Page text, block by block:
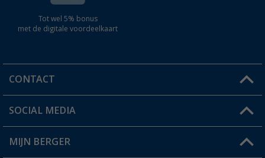
Tot wel 5% bonus
met de digitale voordeelkaart
CONTACT
Een vraag?
Winkel vinden
SOCIAL MEDIA
MIJN BERGER